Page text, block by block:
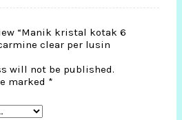
“Manik kristal kotak 6
clear per lusin
will not be published.
marked *